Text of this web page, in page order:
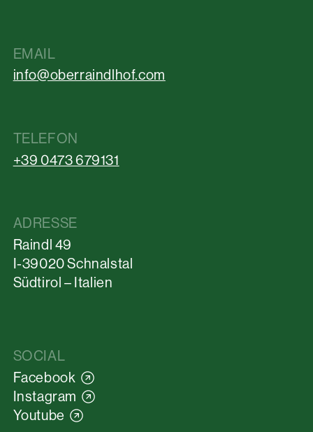
EMAIL
info@oberraindlhof.com
TELEFON
+39 0473 679131
ADRESSE
Raindl 49
I-39020 Schnalstal
Südtirol – Italien
SOCIAL
Facebook
Instagram
Youtube